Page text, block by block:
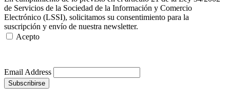
de Servicios de la Sociedad de la Información y Comercio
Electrónico (LSSI), solicitamos su consentimiento para la
suscripción y envío de nuestra newsletter.
Acepto
Email Address